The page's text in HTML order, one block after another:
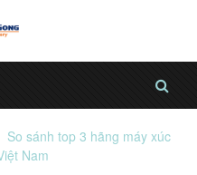
So sánh top 3 hãng máy xúc
Nam